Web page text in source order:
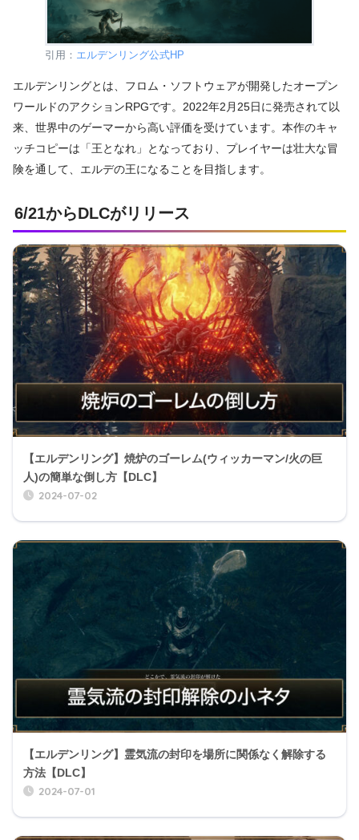
引用： エルデンリング公式HP
エルデンリングとは、フロム・ソフトウェアが開発したオープン
ワールドのアクションRPGです。2022年2月25日に発売されて以
来、世界中のゲーマーから高い評価を受けています。本作のキャ
ッチコピーは「王となれ」となっており、プレイヤーは壮大な冒
険を通して、エルデの王になることを目指します。
6/21からDLCがリリース
【エルデンリング】焼炉のゴーレム(ウィッカーマン/火の巨
人)の簡単な倒し方【DLC】
2024-07-02
【エルデンリング】霊気流の封印を場所に関係なく解除する
方法【DLC】
2024-07-01